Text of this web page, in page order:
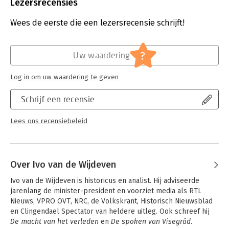
Verschijningsdatum:
9-1-2024
Lezersrecensies
Wees de eerste die een lezersrecensie schrijft!
Schrijf een recensie
Lees ons recensiebeleid
Uw waardering ?
Log in om uw waardering te geven
Over Ivo van de Wijdeven
Ivo van de Wijdeven is historicus en analist. Hij adviseerde
jarenlang de minister-president en voorziet media als RTL
Nieuws, VPRO OVT, NRC, de Volkskrant, Historisch Nieuwsblad
De macht van het verleden en De spoken van Visegrád.